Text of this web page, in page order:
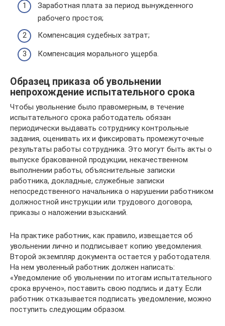
Заработная плата за период вынужденного
рабочего простоя;
Компенсация судебных затрат;
Компенсация морального ущерба.
Образец приказа об увольнении
непрохождение испытательного срока
Чтобы увольнение было правомерным, в течение
испытательного срока работодатель обязан
периодически выдавать сотруднику контрольные
задания, оценивать их и фиксировать промежуточные
результаты работы сотрудника. Это могут быть акты о
выпуске бракованной продукции, некачественном
выполнении работы, объяснительные записки
работника, докладные, служебные записки
непосредственного начальника о нарушении работником
должностной инструкции или трудового договора,
приказы о наложении взысканий.
На практике работник, как правило, извещается об
увольнении лично и подписывает копию уведомления.
Второй экземпляр документа остается у работодателя.
На нем уволенный работник должен написать:
«Уведомление об увольнении по итогам испытательного
срока вручено», поставить свою подпись и дату. Если
работник отказывается подписать уведомление, можно
поступить следующим образом.